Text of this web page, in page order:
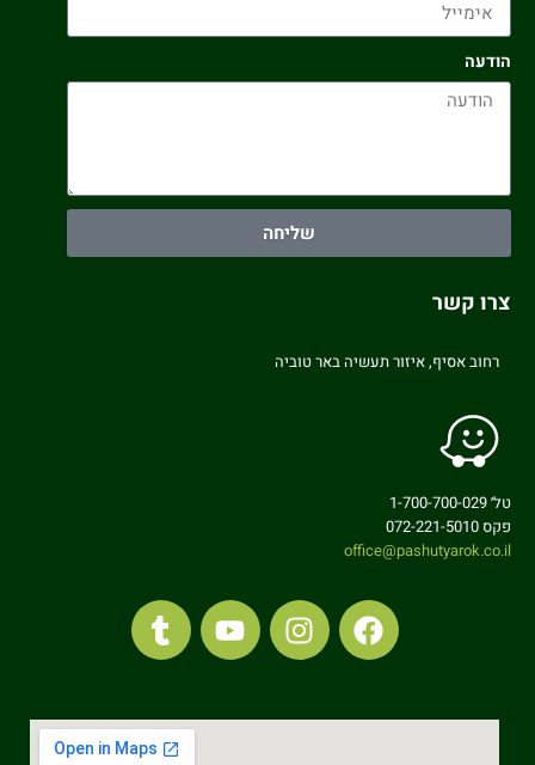
הודעה
שליחה
צרו קשר
רחוב אסיף, איזור תעשיה באר טוביה
טל׳ 1-700-700-029
פקס 072-221-5010
office@pashutyarok.co.il